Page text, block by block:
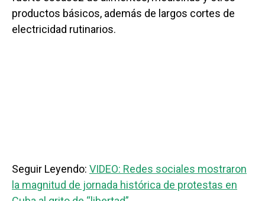
productos básicos, además de largos cortes de
electricidad rutinarios.
Seguir Leyendo: VIDEO: Redes sociales mostraron
la magnitud de jornada histórica de protestas en